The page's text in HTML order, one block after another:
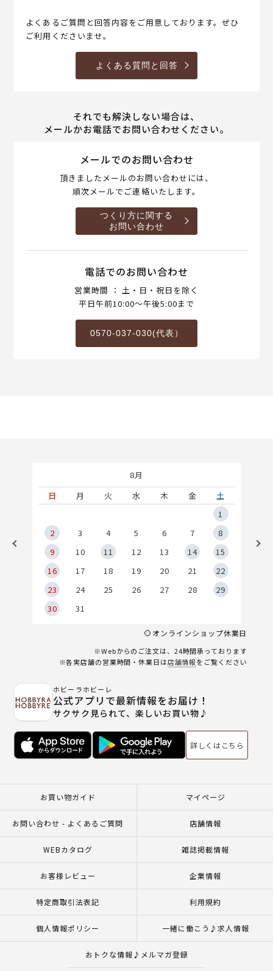
よくあるご質問と回答内容をご用意しております。ぜひ
ご利用くださいませ。
よくある質問と回答
それでも解決しない場合は、
メールかお電話でお問い合わせください。
メールでのお問い合わせ
頂きましたメールのお問い合わせには、
順次メールでご連絡いたします。
つくり方に関する
お問い合わせ
電話でのお問い合わせ
営業時間 ： 土・日・祝日を除く
平日午前10:00～午後5:00まで
0570-037-030(代表）
8月
日
月 火 水 木 金
土
1
2
3 4 5 6 7
8
9
10 11 12 13 14
15
16
17 18 19 20 21
22
23
24 25 26 27 28
29
30
31
オンラインショップ休業日
※Webからのご注文は、24時間承っております
※各実店舗の営業時間・休業日は店舗情報をご覧ください
ホビーラホビーレ
公式アプリで最新情報をお届け！
サクサク見られて、楽しいお買い物♪
詳しくはこちら
お買い物ガイド マイページ
お問い合わせ - よくあるご質問 店舗情報
WEBカタログ 雑誌掲載情報
お客様レビュー 企業情報
特定商取引法表記 利用規約
個人情報ポリシー 一緒に働こう♪求人情報
おトクな情報♪メルマガ登録